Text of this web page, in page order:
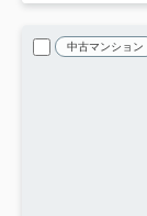
中古マンション